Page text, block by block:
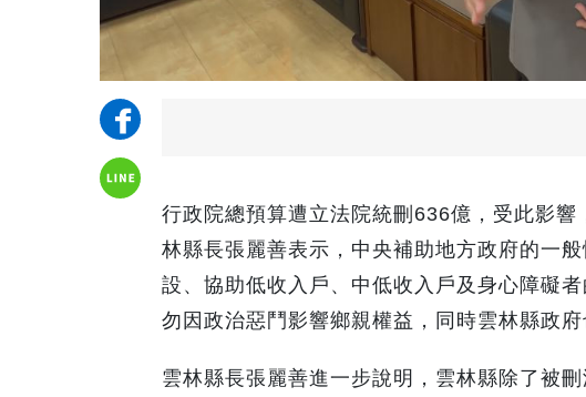
行政院總預算遭立法院統刪636億，受此影
林縣長張麗善表示，中央補助地方政府的一
設、協助低收入戶、中低收入戶及身心障礙
勿因政治惡鬥影響鄉親權益，同時雲林縣政
雲林縣長張麗善進一步說明，雲林縣除了被